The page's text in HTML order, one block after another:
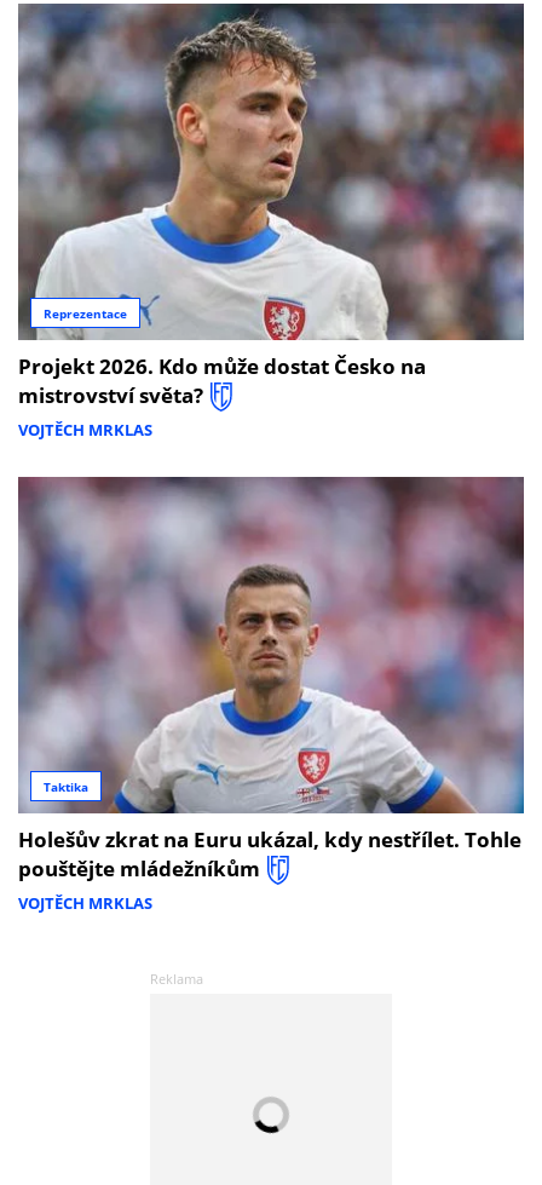
Reprezentace
Projekt 2026. Kdo může dostat Česko na
mistrovství světa?
VOJTĚCH MRKLAS
Taktika
Holešův zkrat na Euru ukázal, kdy nestřílet. Tohle
pouštějte mládežníkům
VOJTĚCH MRKLAS